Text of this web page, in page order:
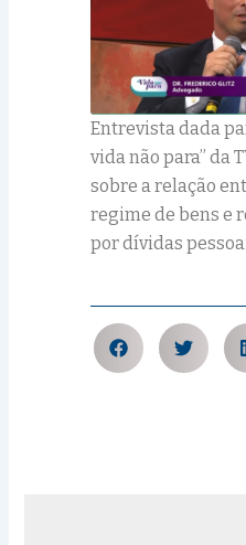
Entrevista dada
vida não para” da
sobre a relação
regime de bens e
por dívidas